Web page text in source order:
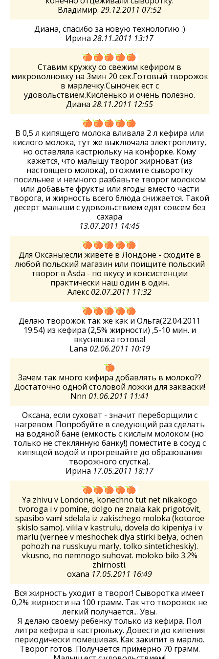
Владимир. 29.12.2011 07:52
Диана, спасибо за новую технологию :)
Ирина 28.11.2011 13:17
Ставим кружку со свежим кефиром в
микроволновку на 3мин 20 сек.Готовый творожок
в марлечку.Сыночек ест с
удовольствием.Кисленько и очень полезно.
Диана 28.11.2011 12:55
В 0,5 л кипящего молока вливала 2 л кефира или
кислого молока, тут же выключала электроплиту,
но оставляла кастрюльку на конфорке. Кому
кажется, что малышу творог жирноват (из
настоящего молока), отожмите сыворотку
посильнее и немного разбавьте творог молоком
или добавьте фрукты или ягоды вместо части
творога, и жирность всего блюда снижается. Такой
десерт малыши с удовольствием едят совсем без
сахара
13.07.2011 14:45
Для Оксаны:если живете в Лондоне - сходите в
любой польский магазин или поищите польский
творог в Asda - по вкусу и консистенции
практически наш один в один.
Алекс 02.07.2011 11:32
Делаю творожок так же как и Ольга(22.04.2011
19:54) из кефира (2,5% жирности) ,5-10 мин. и
вкусняшка готова!
Lana 02.06.2011 10:19
Зачем так много кифира добавлять в молоко??
Достаточно одной столовой ложки для закваски!
Nnn 01.06.2011 11:41
Оксана, если суховат - значит переборщили с
нагревом. Попробуйте в следующий раз сделать
на водяной бане (емкость с кислым молоком (но
только не стеклянную банку!) поместите в сосуд с
кипящей водой и прогревайте до образования
творожного сгустка).
Ирина 17.05.2011 18:17
Ya zhivu v Londone, konechno tut net nikakogo
tvoroga i v pomine, dolgo ne znala kak prigotovit,
spasibo vam! sdelala iz zakischego moloka (kotoroe
skislo samo). vilila v kastrulu, dovela do kipeniya i v
marlu (vernee v meshochek dlya stirki belya, ochen
pohozh na russkuyu marly, tolko sinteticheskiy).
vkusno, no nemnogo suhovat. moloko bilo 3.2%
zhirnosti.
oxana 17.05.2011 16:49
Вся жирность уходит в творог! Сыворотка имеет
0,2% жирности на 100 грамм. Так что творожок не
легкий получается... Увы.
Я делаю своему ребенку только из кефира. Пол
литра кефира в кастрюльку. Довести до кипения
периодически помешивая. Как закипит в марлю.
Творог готов. Получается примерно 70 грамм.